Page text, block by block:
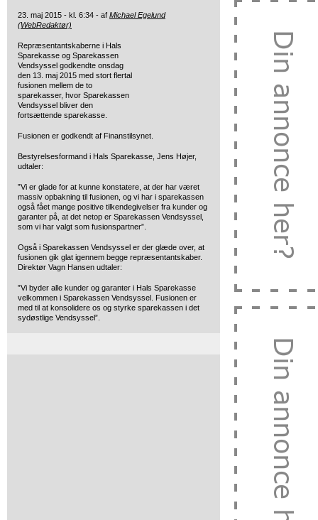
23. maj 2015 - kl. 6:34 - af Michael Egelund
(WebRedaktør)
Repræsentantskaberne i Hals
Sparekasse og Sparekassen
Vendsyssel godkendte onsdag
den 13. maj 2015 med stort flertal
fusionen mellem de to
sparekasser, hvor Sparekassen
Vendsyssel bliver den
fortsættende sparekasse.
Fusionen er godkendt af Finanstilsynet.
Bestyrelsesformand i Hals Sparekasse, Jens Højer,
udtaler:
”Vi er glade for at kunne konstatere, at der har været
massiv opbakning til fusionen, og vi har i sparekassen
også fået mange positive tilkendegivelser fra kunder og
garanter på, at det netop er Sparekassen Vendsyssel,
som vi har valgt som fusionspartner”.
Også i Sparekassen Vendsyssel er der glæde over, at
fusionen gik glat igennem begge repræsentantskaber.
Direktør Vagn Hansen udtaler:
”Vi byder alle kunder og garanter i Hals Sparekasse
velkommen i Sparekassen Vendsyssel. Fusionen er
med til at konsolidere os og styrke sparekassen i det
sydøstlige Vendsyssel”.